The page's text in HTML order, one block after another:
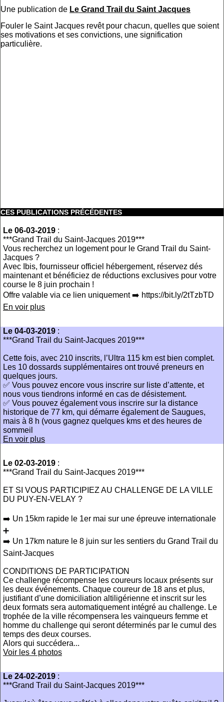
Une publication de Le Grand Trail du Saint Jacques
Fouler le Saint Jacques revêt pour chacun, quelles que soient
ses motivations et ses convictions, une signification
particulière.
CES PUBLICATIONS PRÉCÉDENTES
Le 06-03-2019 :
***Grand Trail du Saint-Jacques 2019***
Vous recherchez un logement pour le Grand Trail du Saint-
Jacques ?
Avec Ibis, fournisseur officiel hébergement, réservez dés
maintenant et bénéficiez de réductions exclusives pour votre
course le 8 juin prochain !
Offre valable via ce lien uniquement ➡️ https://bit.ly/2tTzbTD
En voir plus
Le 04-03-2019 :
***Grand Trail du Saint-Jacques 2019***
Cette fois, avec 210 inscrits, l’Ultra 115 km est bien complet.
Les 10 dossards supplémentaires ont trouvé preneurs en
quelques jours.
✅ Vous pouvez encore vous inscrire sur liste d’attente, et
nous vous tiendrons informé en cas de désistement.
✅ Vous pouvez également vous inscrire sur la distance
historique de 77 km, qui démarre également de Saugues,
mais à 8 h (vous gagnez quelques kms et des heures de
sommeil
En voir plus
Le 02-03-2019 :
***Grand Trail du Saint-Jacques 2019***
ET SI VOUS PARTICIPIEZ AU CHALLENGE DE LA VILLE
DU PUY-EN-VELAY ?
➡️ Un 15km rapide le 1er mai sur une épreuve internationale
➕
➡️ Un 17km nature le 8 juin sur les sentiers du Grand Trail du
Saint-Jacques
CONDITIONS DE PARTICIPATION
Ce challenge récompense les coureurs locaux présents sur
les deux événements. Chaque coureur de 18 ans et plus,
justifiant d’une domiciliation altiligérienne et inscrit sur les
deux formats sera automatiquement intégré au challenge. Le
trophée de la ville récompensera les vainqueurs femme et
homme du challenge qui seront déterminés par le cumul des
temps des deux courses.
Alors qui succédera...
Voir les 4 photos
Le 24-02-2019 :
***Grand Trail du Saint-Jacques 2019***